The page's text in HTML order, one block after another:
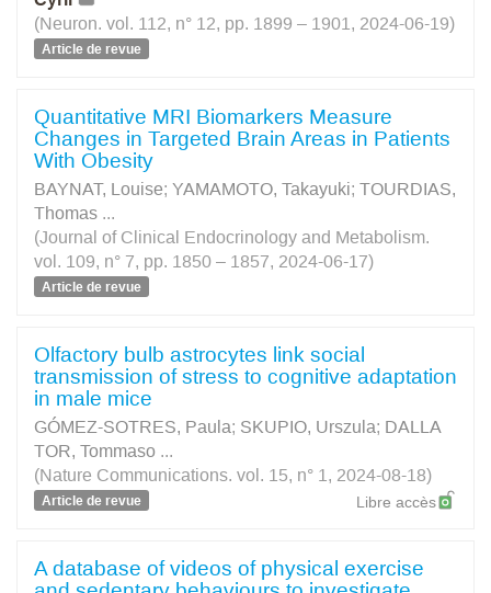
(Neuron. vol. 112, n° 12, pp. 1899 – 1901, 2024-06-19)
Article de revue
Quantitative MRI Biomarkers Measure
Changes in Targeted Brain Areas in Patients
With Obesity
BAYNAT, Louise; YAMAMOTO, Takayuki; TOURDIAS,
Thomas ...
(Journal of Clinical Endocrinology and Metabolism.
vol. 109, n° 7, pp. 1850 – 1857, 2024-06-17)
Article de revue
Olfactory bulb astrocytes link social
transmission of stress to cognitive adaptation
in male mice
GÓMEZ-SOTRES, Paula; SKUPIO, Urszula; DALLA
TOR, Tommaso ...
(Nature Communications. vol. 15, n° 1, 2024-08-18)
Article de revue Libre accès
A database of videos of physical exercise